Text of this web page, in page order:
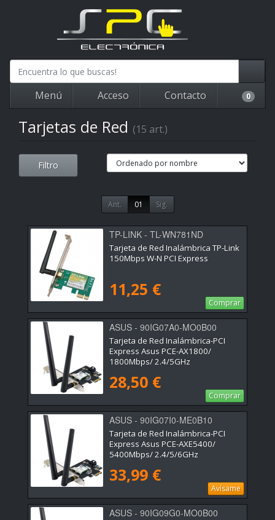
Menú Acceso Contacto 0
Tarjetas de Red (15 art.)
Filtro
Ant. 01 Sig.
TP-LINK - TL-WN781ND
Tarjeta de Red Inalámbrica TP-Link
150Mbps W-N PCI Express
11,25 €
Comprar
ASUS - 90IG07A0-MO0B00
Tarjeta de Red Inalámbrica-PCI
Express Asus PCE-AX1800/
1800Mbps/ 2.4/5GHz
28,50 €
Comprar
ASUS - 90IG07I0-ME0B10
Tarjeta de Red Inalámbrica-PCI
Express Asus PCE-AXE5400/
5400Mbps/ 2.4/5/6GHz
33,99 €
Avísame
ASUS - 90IG09G0-MO0B00